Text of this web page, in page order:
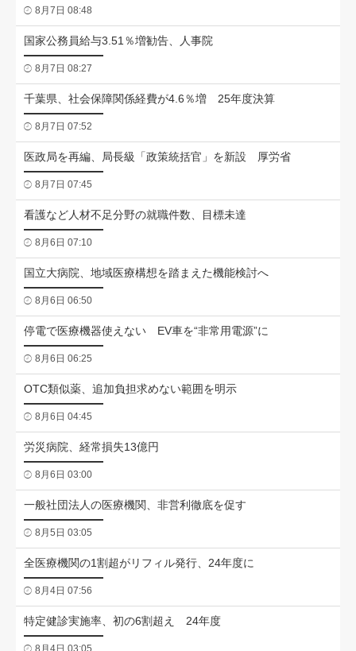
8月7日 08:48
国家公務員給与3.51％増勧告、人事院
8月7日 08:27
千葉県、社会保障関係経費が4.6％増 25年度決算
8月7日 07:52
医政局を再編、局長級「政策統括官」を新設 厚労省
8月7日 07:45
看護など人材不足分野の就職件数、目標未達
8月6日 07:10
国立大病院、地域医療構想を踏まえた機能検討へ
8月6日 06:50
停電で医療機器使えない EV車を“非常用電源”に
8月6日 06:25
OTC類似薬、追加負担求めない範囲を明示
8月6日 04:45
労災病院、経常損失13億円
8月6日 03:00
一般社団法人の医療機関、非営利徹底を促す
8月5日 03:05
全医療機関の1割超がリフィル発行、24年度に
8月4日 07:56
特定健診実施率、初の6割超え 24年度
8月4日 03:05